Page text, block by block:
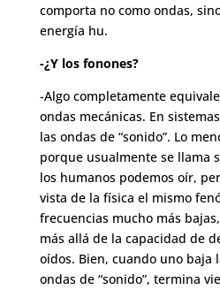
comporta no como ondas,
energía hu.
-¿Y los fonones?
-Algo completamente
ondas mecánicas. En
las ondas de “sonido”. Lo
porque usualmente se llama
los humanos podemos oír,
vista de la física el mismo
frecuencias mucho más
más allá de la capacidad de
oídos. Bien, cuando uno baja
ondas de “sonido”, termina